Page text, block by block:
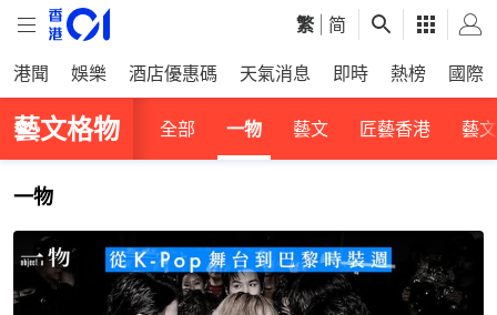
繁 简
港聞 娛樂 酒店優惠碼 天氣消息 即時 熱榜 國際
藝文格物 全部 一物 藝文 匠藝香港 藝
一物